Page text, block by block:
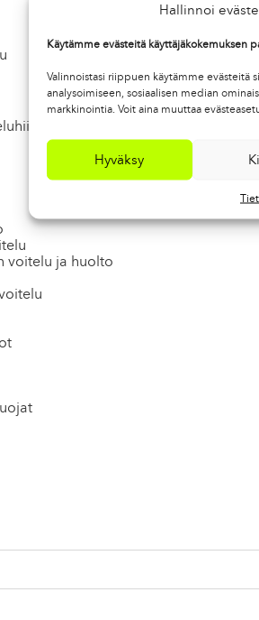
Hallinnoi
Käytämme evästeitä käyttäjäkokemuksen
Valinnoistasi riippuen käytämme evästeitä
analysoimiseen, sosiaalisen median
markkinointia. Voit aina muuttaa
Hyväksy
voitelu ja huolto